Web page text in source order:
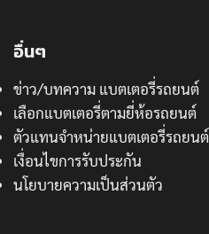
อื่นๆ
ข่าว/บทความ แบตเตอรี่รถยนต์
เลือกแบตเตอรี่ตามยี่ห้อรถยนต์
ตัวแทนจำหน่ายแบตเตอรี่รถยนต์
เงื่อนไขการรับประกัน
นโยบายความเป็นส่วนตัว